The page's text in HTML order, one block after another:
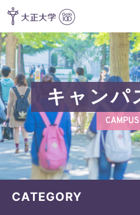
キャンパ
CATEGORY